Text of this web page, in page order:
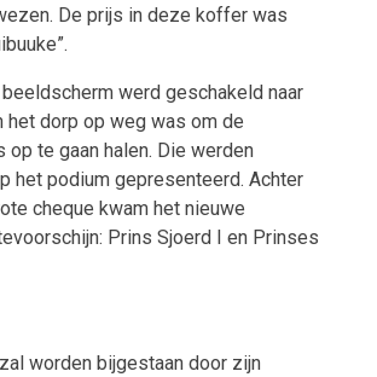
De prijs in deze koffer was
werd geschakeld naar
het dorp op weg was om de
op te gaan halen. Die werden
het podium gepresenteerd. Achter
cheque kwam het nieuwe
Prins Sjoerd I en Prinses
worden bijgestaan door zijn